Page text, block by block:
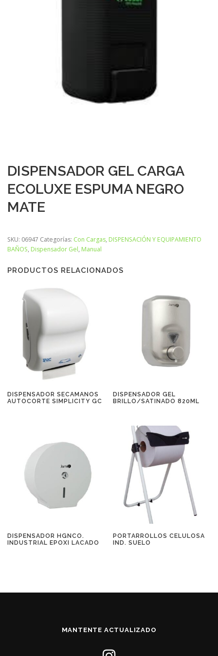
DISPENSADOR GEL CARGA
ECOLUXE ESPUMA NEGRO
MATE
SKU: 06947 Categorías: Con Cargas, DISPENSACIÓN Y EQUIPAMIENTO
BAÑOS, Dispensador Gel, Manual
PRODUCTOS RELACIONADOS
DISPENSADOR SECAMANOS
AUTOCORTE SIMPLICITY GC
DISPENSADOR GEL
BRILLO/SATINADO 820ML
DISPENSADOR HGNCO.
INDUSTRIAL EPOXI LACADO
PORTARROLLOS CELULOSA
IND. SUELO
MANTENTE ACTUALIZADO